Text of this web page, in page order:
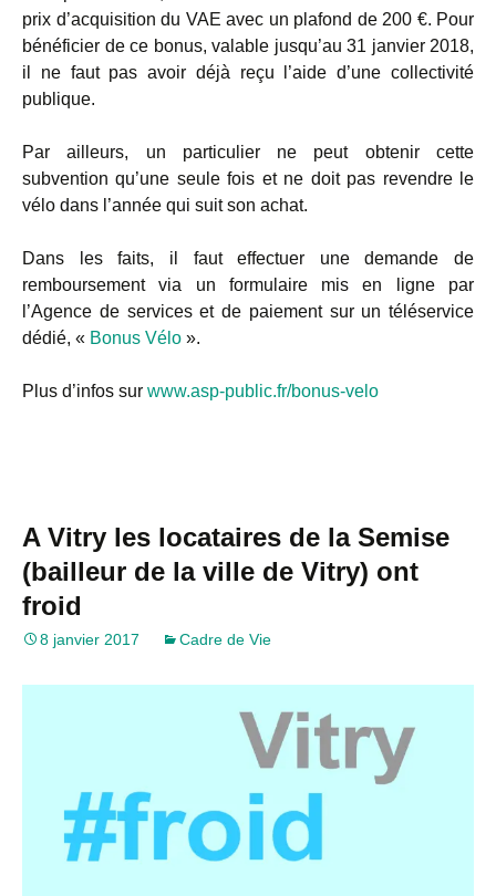
prix d’acquisition du VAE avec un plafond de 200 €. Pour
bénéficier de ce bonus, valable jusqu’au 31 janvier 2018,
il ne faut pas avoir déjà reçu l’aide d’une collectivité
publique.
Par ailleurs, un particulier ne peut obtenir cette
subvention qu’une seule fois et ne doit pas revendre le
vélo dans l’année qui suit son achat.
Dans les faits, il faut effectuer une demande de
remboursement via un formulaire mis en ligne par
l’Agence de services et de paiement sur un téléservice
dédié, « Bonus Vélo ».
Plus d’infos sur www.asp-public.fr/bonus-velo
A Vitry les locataires de la Semise
(bailleur de la ville de Vitry) ont
froid
8 janvier 2017 Cadre de Vie